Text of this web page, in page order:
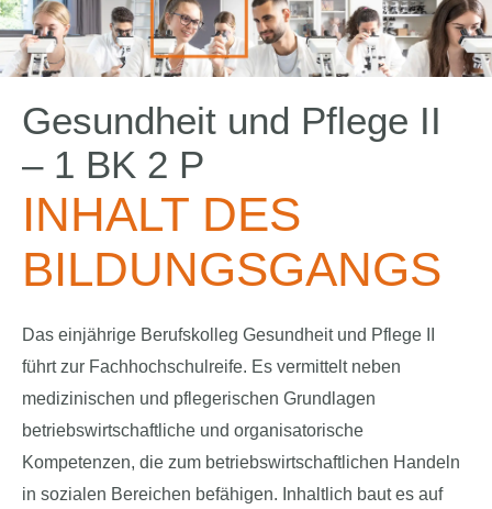
Gesundheit und Pflege II
– 1 BK 2 P
INHALT DES
BILDUNGSGANGS
Das einjährige Berufskolleg Gesundheit und Pflege II
führt zur Fachhochschulreife. Es vermittelt neben
medizinischen und pflegerischen Grundlagen
betriebswirtschaftliche und organisatorische
Kompetenzen, die zum betriebswirtschaftlichen Handeln
in sozialen Bereichen befähigen. Inhaltlich baut es auf